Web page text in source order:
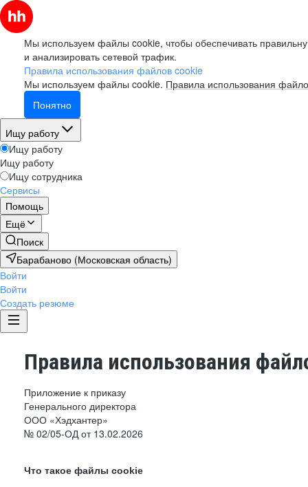
Мы используем файлы cookie, чтобы обеспечивать
и анализировать сетевой трафик.
Правила использования файлов cookie
Мы используем файлы cookie. Правила использования
Понятно
Ищу работу
Ищу работу
Ищу работу
Ищу сотрудника
Сервисы
Помощь
Ещё
Поиск
Барабаново (Московская область)
Войти
Войти
Создать резюме
Правила использования
Приложение к приказу
Генерального директора
ООО «Хэдхантер»
№ 02/05-ОД от 13.02.2026
Что такое файлы cookie